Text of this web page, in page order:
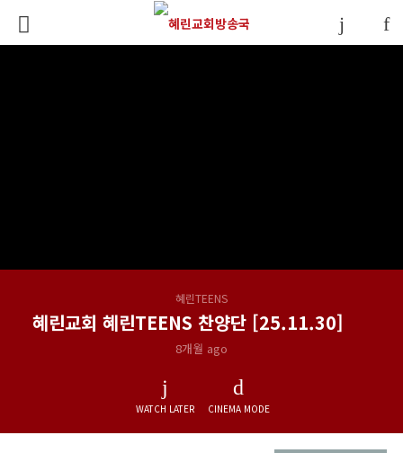
혜린TEENS
혜린교회 혜린TEENS 찬양단 [25.11.30]
8개월 ago
WATCH LATER CINEMA MODE